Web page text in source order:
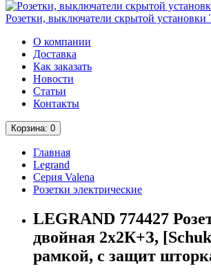
Розетки, выключатели скрытой установки
О компании
Доставка
Как заказать
Новости
Статьи
Контакты
Корзина: 0
Главная
Legrand
Серия Valena
Розетки электрические
LEGRAND 774427
двойная 2х2К+З,
рамкой, с защит